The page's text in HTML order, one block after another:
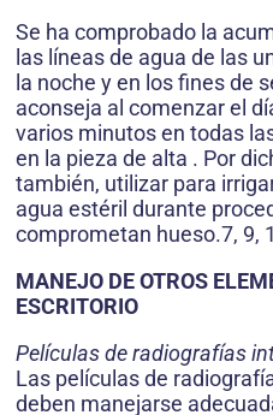
Se ha comprobado la
las líneas de agua de las
la noche y en los fines de
aconseja al comenzar el
varios minutos en todas
en la pieza de alta . Por
también, utilizar para
agua estéril durante
comprometan hueso.7, 9,
MANEJO DE OTROS
ESCRITORIO
Películas de radiografías
Las películas de
deben manejarse